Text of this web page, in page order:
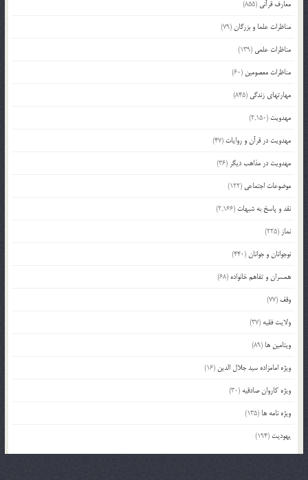
معارف قرآنی (855)
مناظرات علما و بزرگان (79)
مناظرات علمی (139)
مناظرات معصومین (60)
مهارتهای زندگی (845)
مهدویت (2,150)
مهدویت در قرآن و روایات (47)
مهدویت در مذاهب دیگر (36)
موضوعات اجتماعی (122)
نقد و پاسخ به شبهات (2,166)
نماز (225)
نوجوانان و جوانان (440)
همسران و تفاهم خانواده (68)
وقف (77)
ولایت فقیه (37)
ویتامین ها (89)
ویژه امامزاده سید جلال الدین (16)
ویژه کاروان صادقیه (30)
ویژه نامه ها (135)
یهودیت (194)